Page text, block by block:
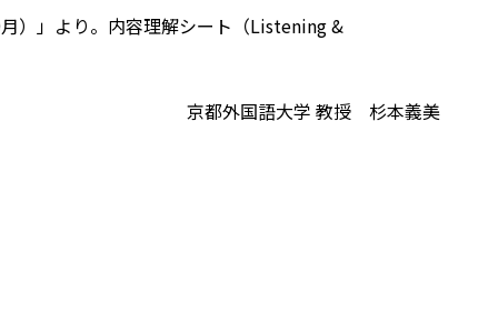
）」より。内容理解シート（Listening &
京都外国語大学 教授 杉本義美